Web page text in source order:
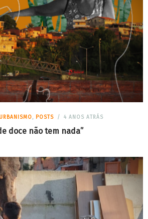
, POSTS 4 ANOS ATRÁS
doce não tem nada”